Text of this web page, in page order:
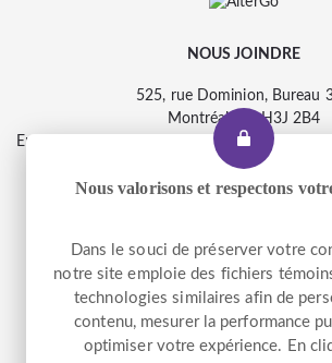
NOUS JOINDRE
525, rue Dominion, Bureau
Montréal, Qc H3J 2B4
Entrée accessible et pour le transport adapté
Télécopieur
+1 514 933-
Courriel
Nous valorisons et respectons
Dans le souci de préserver votre
notre site emploie des fichiers
technologies similaires afin de
contenu, mesurer la performance
optimiser votre expérience. En